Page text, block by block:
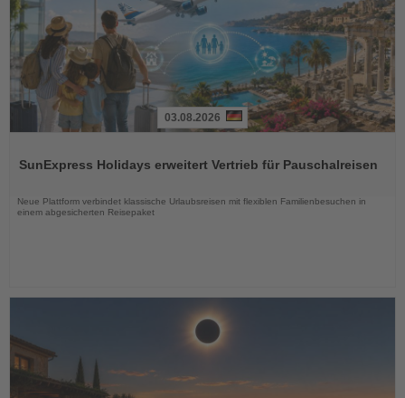
die
03.08.2026
SunExpress Holidays erweitert Vertrieb für Pauschalreisen
Neue Plattform verbindet klassische Urlaubsreisen mit flexiblen Familienbesuchen in
einem abgesicherten Reisepaket